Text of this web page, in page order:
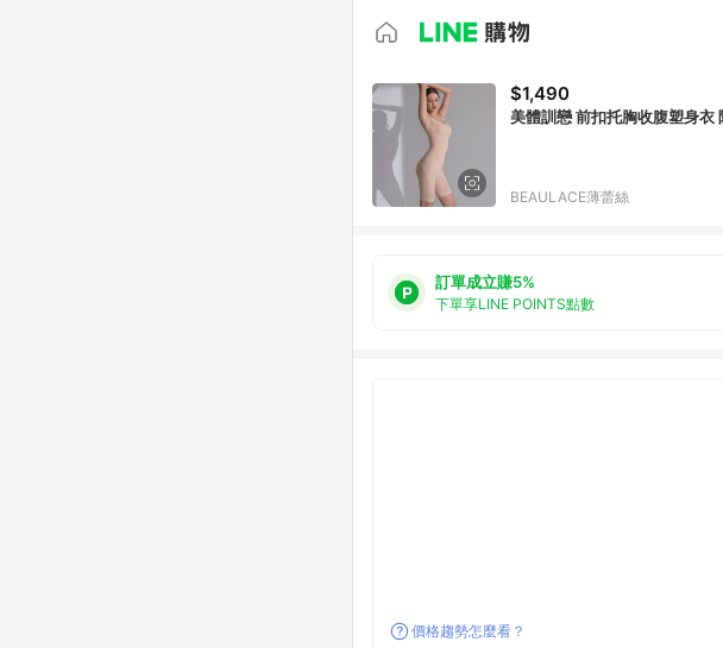
$1,490
美體訓戀 前扣托胸收腹塑身衣
BEAULACE薄蕾絲
訂單成立賺5%
下單享LINE POINTS點數
價格趨勢怎麼看？